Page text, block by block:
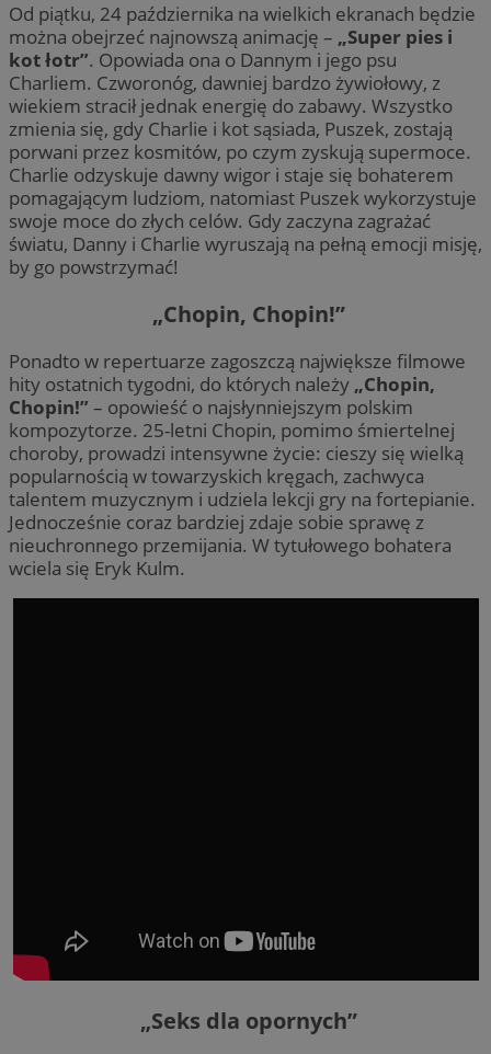
Od piątku, 24 października na wielkich ekranach będzie
można obejrzeć najnowszą animację – „Super pies i
kot łotr”. Opowiada ona o Dannym i jego psu
Charliem. Czworonóg, dawniej bardzo żywiołowy, z
wiekiem stracił jednak energię do zabawy. Wszystko
zmienia się, gdy Charlie i kot sąsiada, Puszek, zostają
porwani przez kosmitów, po czym zyskują supermoce.
Charlie odzyskuje dawny wigor i staje się bohaterem
pomagającym ludziom, natomiast Puszek wykorzystuje
swoje moce do złych celów. Gdy zaczyna zagrażać
światu, Danny i Charlie wyruszają na pełną emocji misję,
by go powstrzymać!
„Chopin, Chopin!”
Ponadto w repertuarze zagoszczą największe filmowe
hity ostatnich tygodni, do których należy „Chopin,
Chopin!” – opowieść o najsłynniejszym polskim
kompozytorze. 25-letni Chopin, pomimo śmiertelnej
choroby, prowadzi intensywne życie: cieszy się wielką
popularnością w towarzyskich kręgach, zachwyca
talentem muzycznym i udziela lekcji gry na fortepianie.
Jednocześnie coraz bardziej zdaje sobie sprawę z
nieuchronnego przemijania. W tytułowego bohatera
wciela się Eryk Kulm.
„Seks dla opornych”